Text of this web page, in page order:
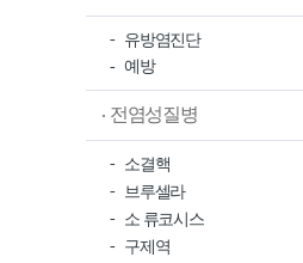
유방염진단
예방
전염성질병
소결핵
브루셀라
소 류코시스
구제역